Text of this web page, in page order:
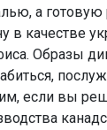
а готовую
в качестве
Образы
если вы